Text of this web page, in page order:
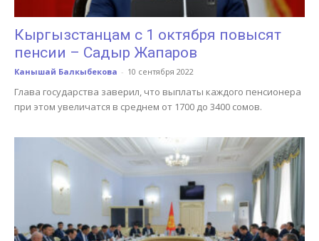
Кыргызстанцам с 1 октября повысят
пенсии – Садыр Жапаров
Канышай Балкыбекова - 10 сентября 2022
Глава государства заверил, что выплаты каждого пенсионера
при этом увеличатся в среднем от 1700 до 3400 сомов.